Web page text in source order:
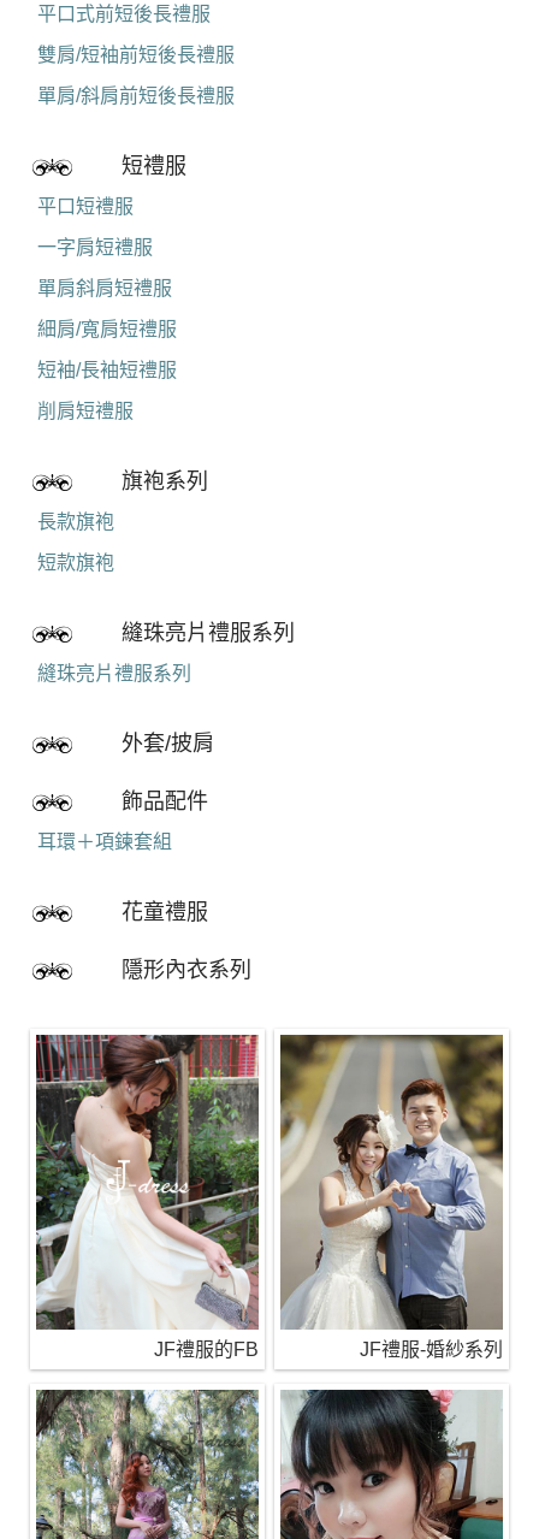
平口式前短後長禮服
雙肩/短袖前短後長禮服
單肩/斜肩前短後長禮服
短禮服
平口短禮服
一字肩短禮服
單肩斜肩短禮服
細肩/寬肩短禮服
短袖/長袖短禮服
削肩短禮服
旗袍系列
長款旗袍
短款旗袍
縫珠亮片禮服系列
縫珠亮片禮服系列
外套/披肩
飾品配件
耳環＋項鍊套組
花童禮服
隱形內衣系列
JF禮服的FB JF禮服-婚紗系列